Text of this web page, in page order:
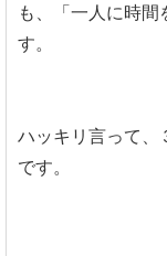
も、「一人に時間
す。
ハッキリ言って、
です。